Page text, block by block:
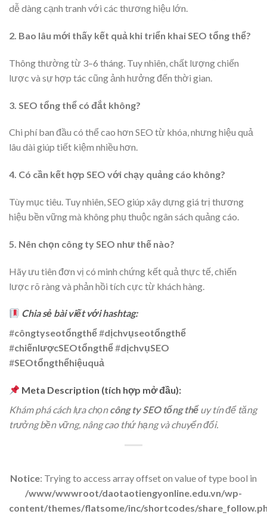
dễ dàng cạnh tranh với các thương hiệu lớn.
2. Bao lâu mới thấy kết quả khi triển khai SEO tổng thể?
Thông thường từ 3–6 tháng. Tuy nhiên, chất lượng chiến
lược và sự hợp tác cũng ảnh hưởng đến thời gian.
3. SEO tổng thể có đắt không?
Chi phí ban đầu có thể cao hơn SEO từ khóa, nhưng hiệu quả
lâu dài giúp tiết kiệm nhiều hơn.
4. Có cần kết hợp SEO với chạy quảng cáo không?
Tùy mục tiêu. Tuy nhiên, SEO giúp xây dựng giá trị thương
hiệu bền vững mà không phụ thuộc ngân sách quảng cáo.
5. Nên chọn công ty SEO như thế nào?
Hãy ưu tiên đơn vị có minh chứng kết quả thực tế, chiến
lược rõ ràng và phản hồi tích cực từ khách hàng.
Chia sẻ bài viết với hashtag:
#côngtyseotổngthể#dịchvụseotổngthể
#chiếnlượcSEOtổngthể#dịchvụSEO
#SEOtổngthểhiệuquả
Meta Description (tích hợp mở đầu):
Khám phá cách lựa chọncông ty SEO tổng thểuy tín để tăng
trưởng bền vững, nâng cao thứ hạng và chuyển đổi.
Notice: Trying to access array offset on value of type bool in
/www/wwwroot/daotaotiengyonline.edu.vn/wp-
content/themes/flatsome/inc/shortcodes/